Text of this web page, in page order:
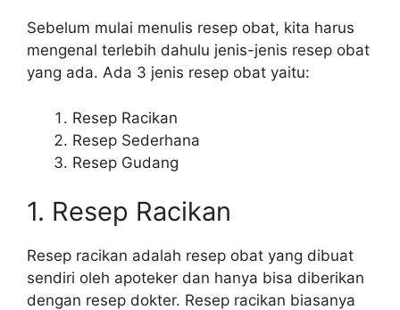
Sebelum mulai menulis resep obat, kita harus
mengenal terlebih dahulu jenis-jenis resep obat
yang ada. Ada 3 jenis resep obat yaitu:
Resep Racikan
Resep Sederhana
Resep Gudang
1. Resep Racikan
Resep racikan adalah resep obat yang dibuat
sendiri oleh apoteker dan hanya bisa diberikan
dengan resep dokter. Resep racikan biasanya